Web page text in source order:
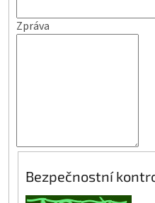
Zpráva
Bezpečnostní